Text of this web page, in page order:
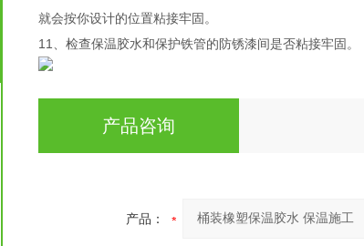
就会按你设计的位置粘接牢固。
11、检查保温胶水和保护铁管的防锈漆间是否粘接牢固。
产品咨询
产品：